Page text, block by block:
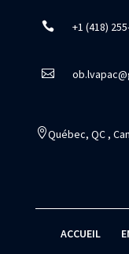
 +1 (418)

Québec, QC ,
ACCUEIL